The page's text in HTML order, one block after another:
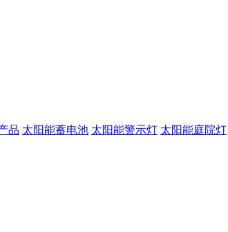
品 太阳能蓄电池 太阳能警示灯 太阳能庭院灯